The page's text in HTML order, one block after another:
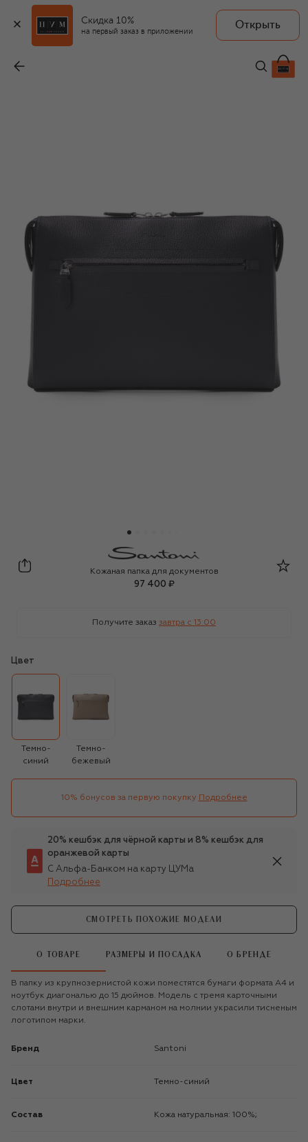
Скидка 10%
на первый заказ в приложении
Открыть
97 400 ₽
Santoni
Кожаная папка для документов
97 400 ₽
Получите заказ завтра c 13:00
Цвет
Темно-
синий
Темно-
бежевый
10% бонусов за первую покупку Подробнее
20% кешбэк для чёрной карты и 8% кешбэк для
оранжевой карты
С Альфа-Банком на карту ЦУМа
Подробнее
СМОТРЕТЬ ПОХОЖИЕ МОДЕЛИ
О ТОВАРЕ РАЗМЕРЫ И ПОСАДКА О БРЕНДЕ
В папку из крупнозернистой кожи поместятся бумаги формата А4 и
ноутбук диагональю до 15 дюймов. Модель с тремя карточными
слотами внутри и внешним карманом на молнии украсили тисненым
логотипом марки.
Бренд Santoni
Цвет Темно-синий
Состав Кожа натуральная: 100%;